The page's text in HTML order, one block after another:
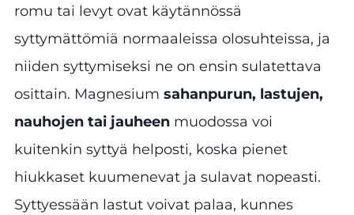
romu tai levyt ovat käytännössä
syttymättömiä normaaleissa olosuhteissa, ja
niiden syttymiseksi ne on ensin sulatettava
osittain. Magnesium sahanpurun, lastujen,
nauhojen tai jauheen muodossa voi
kuitenkin syttyä helposti, koska pienet
hiukkaset kuumenevat ja sulavat nopeasti.
Syttyessään lastut voivat palaa, kunnes